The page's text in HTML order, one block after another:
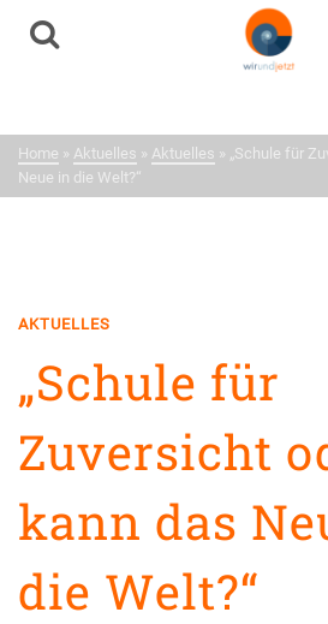
Neuigkeiten
Home » Aktuelles » Aktuelles » „Schule für
Neue in die Welt?“
AKTUELLES
„Schule für
Zuversicht
kann das
die Welt?“